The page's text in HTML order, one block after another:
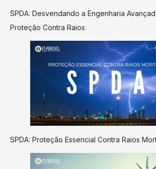
SPDA: Desvendando a Engenharia
Proteção Contra Raios
SPDA: Proteção Essencial Contra Raios